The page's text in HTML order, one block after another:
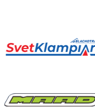
PPID – szczypce proste
TRACDC – traser do
Zamykacz PLI12 –